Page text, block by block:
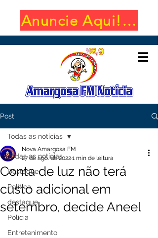
Anuncie Aqui!
Post
Todas as notícias
Destaque
Política
destaque
Polícia
Entretenimento
Todas as notícias
Conta de luz não terá
custo adicional em
setembro, decide Aneel
Nova Amargosa FM
27 de ago. de 20221 min de leitura